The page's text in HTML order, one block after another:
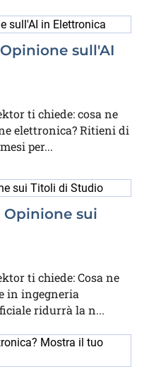
sull'AI
ti chiede: cosa ne
elettronica? Ritieni di
per...
Opinione sui
ti chiede: Cosa ne
in ingegneria
ridurrà la n...